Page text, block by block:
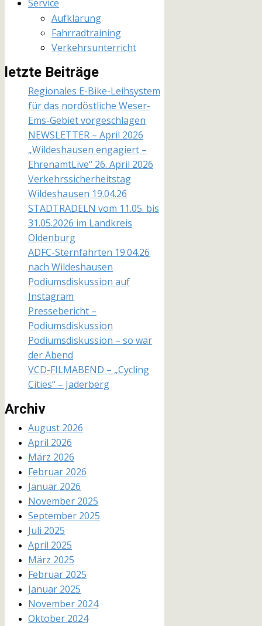
Service
Aufklärung
Fahrradtraining
Verkehrsunterricht
letzte Beiträge
Regionales E-Bike-Leihsystem
für das nordöstliche Weser-
Ems-Gebiet vorgeschlagen
NEWSLETTER – April 2026
„Wildeshausen engagiert –
EhrenamtLive“ 26. April 2026
Verkehrssicherheitstag
Wildeshausen 19.04.26
STADTRADELN vom 11.05. bis
31.05.2026 im Landkreis
Oldenburg
ADFC-Sternfahrten 19.04.26
nach Wildeshausen
Podiumsdiskussion auf
Instagram
Pressebericht –
Podiumsdiskussion
Podiumsdiskussion – so war
der Abend
VCD-FILMABEND – „Cycling
Cities“ – Jaderberg
Archiv
August 2026
April 2026
März 2026
Februar 2026
Januar 2026
November 2025
September 2025
Juli 2025
April 2025
März 2025
Februar 2025
Januar 2025
November 2024
Oktober 2024